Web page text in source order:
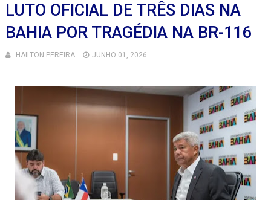
LUTO OFICIAL DE TRÊS DIAS NA
BAHIA POR TRAGÉDIA NA BR-116
HAILTON PEREIRA JUNHO 01, 2026